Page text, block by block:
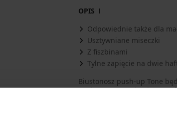
OPIS
Odpowiednie także dla
Usztywniane miseczki
Z fiszbinami
Tylne zapięcie na dwie
Biustonosz push-up Tone
push-up zapewnią Ci
lekkiego jak pajęczyna